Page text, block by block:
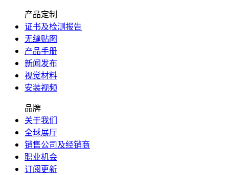
产品定制
证书及检测报告
无缝贴图
产品手册
新闻发布
视觉材料
安装视频
品牌
关于我们
全球展厅
销售公司及经销商
职业机会
订阅更新